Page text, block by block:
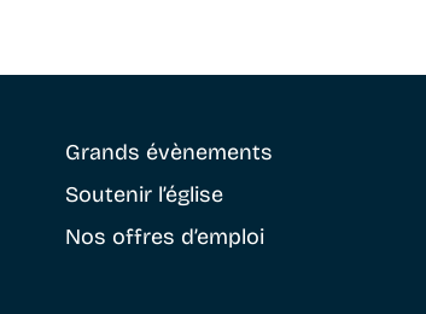
Grands évènements
Soutenir l’église
Nos offres d’emploi